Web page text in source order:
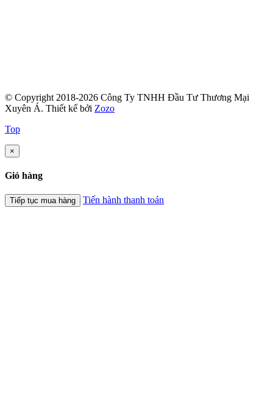
© Copyright 2018-2026 Công Ty TNHH Đầu Tư Thương Mại
Xuyên Á. Thiết kế bởi Zozo
Top
×
Giỏ hàng
Tiếp tục mua hàng Tiến hành thanh toán